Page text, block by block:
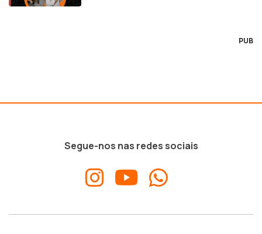
PUB
Segue-nos nas redes sociais